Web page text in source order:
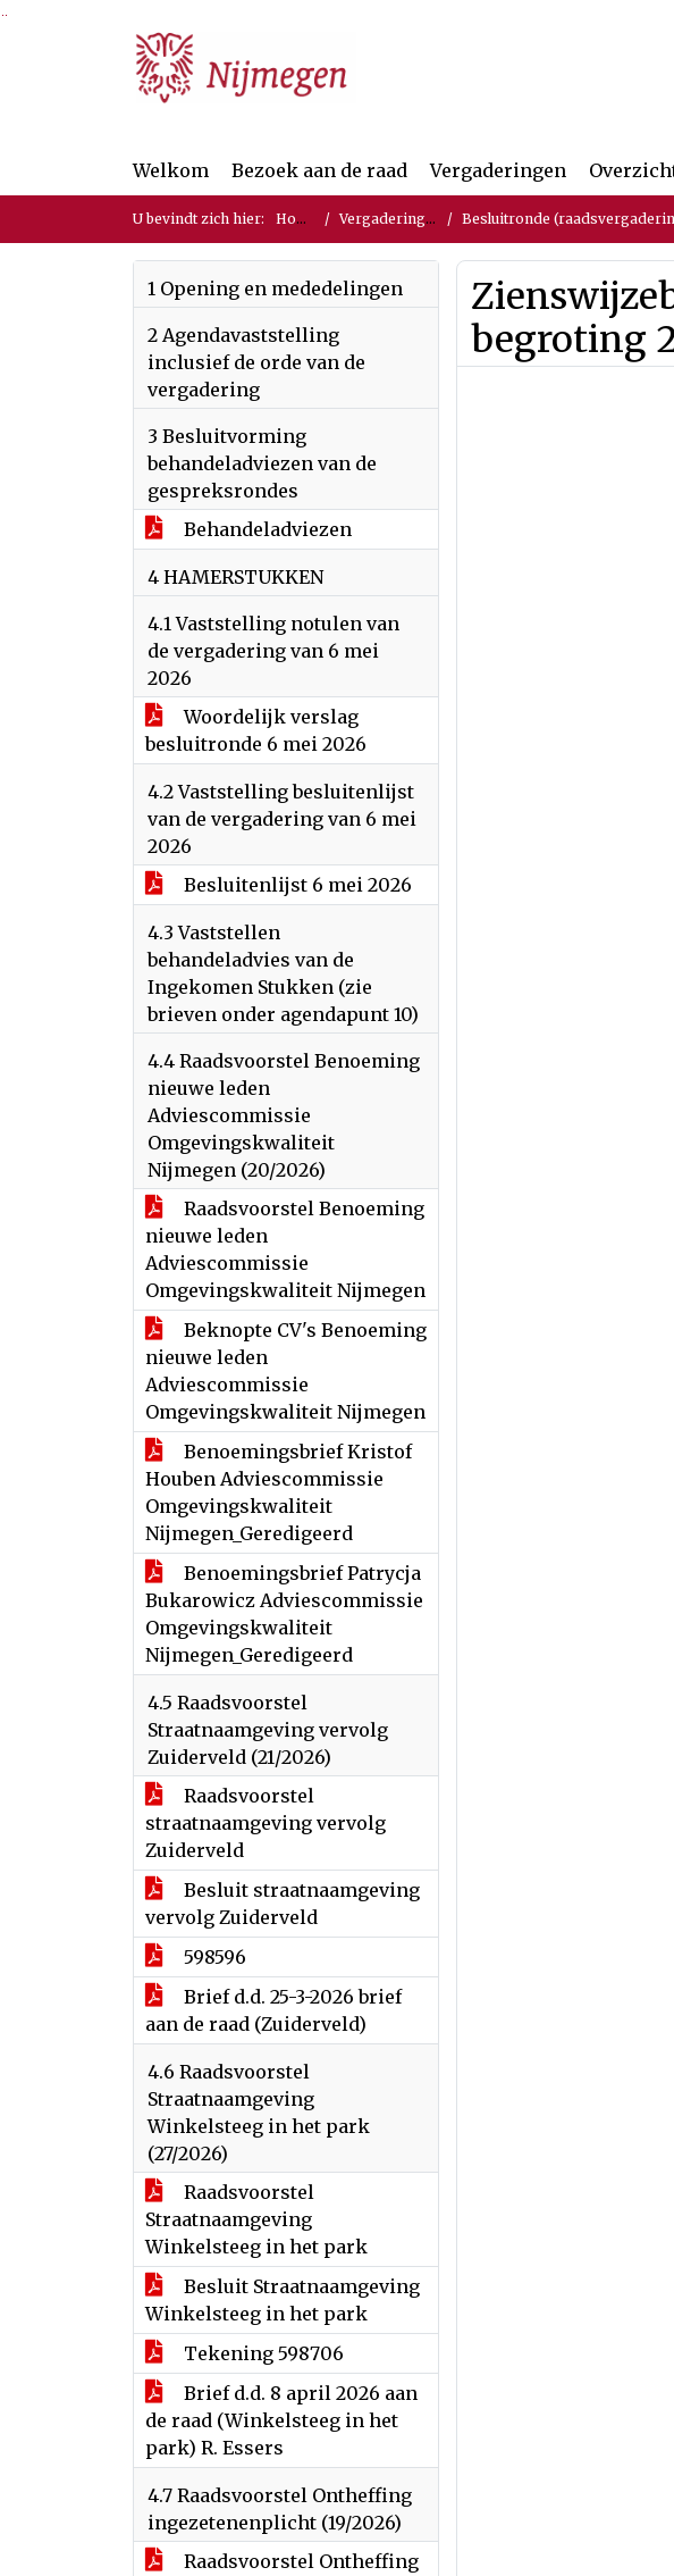
Ga naar de inhoud van deze pagina
Ga naar het zoeken
Ga naar het menu
Welkom Bezoek aan de raad Vergaderingen
U bevindt zich hier: Home Vergaderingen Besluitronde (raadsvergadering)
1 Opening en mededelingen
2 Agendavaststelling
inclusief de orde van de
vergadering
3 Besluitvorming
behandeladviezen van de
gespreksrondes
Behandeladviezen
4 HAMERSTUKKEN
4.1 Vaststelling notulen van
de vergadering van 6 mei
2026
Woordelijk verslag
besluitronde 6 mei 2026
4.2 Vaststelling besluitenlijst
van de vergadering van 6 mei
2026
Besluitenlijst 6 mei 2026
4.3 Vaststellen
behandeladvies van de
Ingekomen Stukken (zie
brieven onder agendapunt 10)
4.4 Raadsvoorstel Benoeming
nieuwe leden
Adviescommissie
Omgevingskwaliteit
Nijmegen (20/2026)
Raadsvoorstel Benoeming
nieuwe leden
Adviescommissie
Omgevingskwaliteit Nijmegen
Beknopte CV's Benoeming
nieuwe leden
Adviescommissie
Omgevingskwaliteit Nijmegen
Benoemingsbrief Kristof
Houben Adviescommissie
Omgevingskwaliteit
Nijmegen_Geredigeerd
Benoemingsbrief Patrycja
Bukarowicz Adviescommissie
Omgevingskwaliteit
Nijmegen_Geredigeerd
4.5 Raadsvoorstel
Straatnaamgeving vervolg
Zuiderveld (21/2026)
Raadsvoorstel
straatnaamgeving vervolg
Zuiderveld
Besluit straatnaamgeving
vervolg Zuiderveld
598596
Brief d.d. 25-3-2026 brief
aan de raad (Zuiderveld)
4.6 Raadsvoorstel
Straatnaamgeving
Winkelsteeg in het park
(27/2026)
Raadsvoorstel
Straatnaamgeving
Winkelsteeg in het park
Besluit Straatnaamgeving
Winkelsteeg in het park
Tekening 598706
Brief d.d. 8 april 2026 aan
de raad (Winkelsteeg in het
park) R. Essers
4.7 Raadsvoorstel Ontheffing
ingezetenenplicht (19/2026)
Raadsvoorstel Ontheffing
begroting